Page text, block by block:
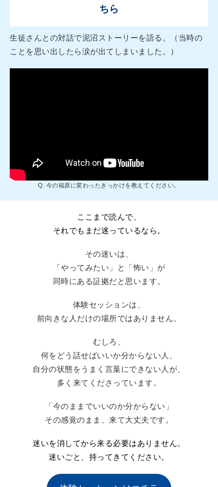
ちら
生徒さんとの対話で泥沼ストーリーを語る。（当時の
ことを思い出したら涙が出てしまいました。）
Q. 今の福原に変わったきっかけを教えてください。
ここまで読んで、
それでもまだ迷っているなら。
その迷いは、
「やってみたい」と「怖い」が
同時にある証拠だと思います。
体験セッションは、
前向きな人だけの場所ではありません。
むしろ、
何をどう話せばいいか分からない人、
自分の状態をうまく言葉にできない人が、
多く来てくださっています。
「今のままでいいのか分からない」
その感覚のまま、来て大丈夫です。
迷いを消してから来る必要はありません。
迷いごと、持ってきてください。